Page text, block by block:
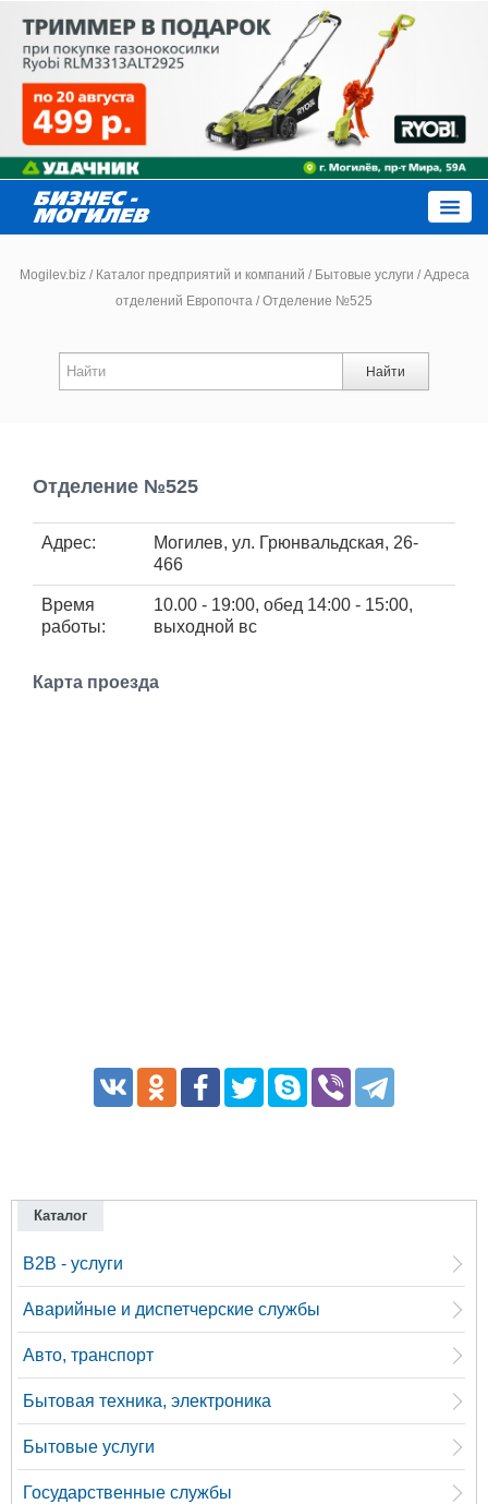
Новости
Объявления
Транспорт
Mogilev.biz / Каталог предприятий и компаний / Бытовые услуги / Адреса
отделений Европочта /Отделение №525
Найти
Отделение №525
Адрес:
Могилев, ул. Грюнвальдская, 26-
466
Время
работы:
10.00 - 19:00, обед 14:00 - 15:00,
выходной вс
Карта проезда
Каталог
B2B - услуги
Аварийные и диспетчерские службы
Авто, транспорт
Бытовая техника, электроника
Бытовые услуги
Государственные службы